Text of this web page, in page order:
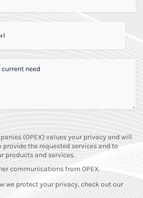
(OPEX) values your privacy and will
the requested services and to
products and services.
communications from OPEX.
we protect your privacy, check out our